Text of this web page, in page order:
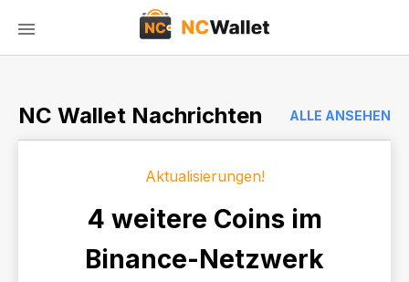
NC Wallet Nachrichten ALLE ANSEHEN
Aktualisierungen!
4 weitere Coins im
Binance-Netzwerk